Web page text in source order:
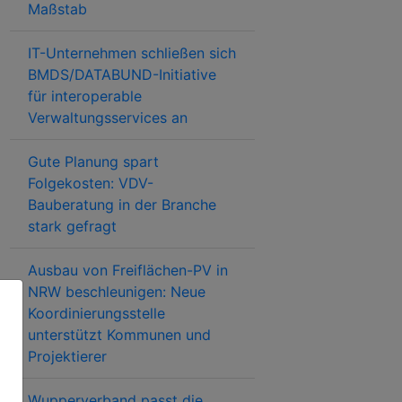
Maßstab
IT-Unternehmen schließen sich
BMDS/DATABUND-Initiative
für interoperable
Verwaltungsservices an
Gute Planung spart
Folgekosten: VDV-
Bauberatung in der Branche
stark gefragt
Ausbau von Freiflächen-PV in
NRW beschleunigen: Neue
Koordinierungsstelle
unterstützt Kommunen und
Projektierer